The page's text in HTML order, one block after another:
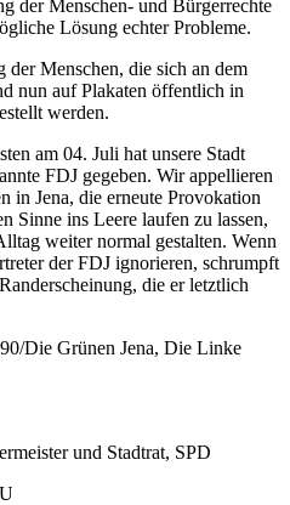
der Menschen- und Bürgerrechte
Lösung echter Probleme.
Menschen, die sich an dem
nun auf Plakaten öffentlich in
werden.
am 04. Juli hat unsere Stadt
FDJ gegeben. Wir appellieren
in Jena, die erneute Provokation
Sinne ins Leere laufen zu lassen,
weiter normal gestalten. Wenn
der FDJ ignorieren, schrumpft
die er letztlich
Die Grünen Jena, Die Linke
und Stadtrat, SPD